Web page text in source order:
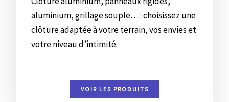
aluminium, grillage souple… : choisissez une
clôture adaptée à votre terrain, vos envies et
votre niveau d’intimité.
VOIR LES PRODUITS